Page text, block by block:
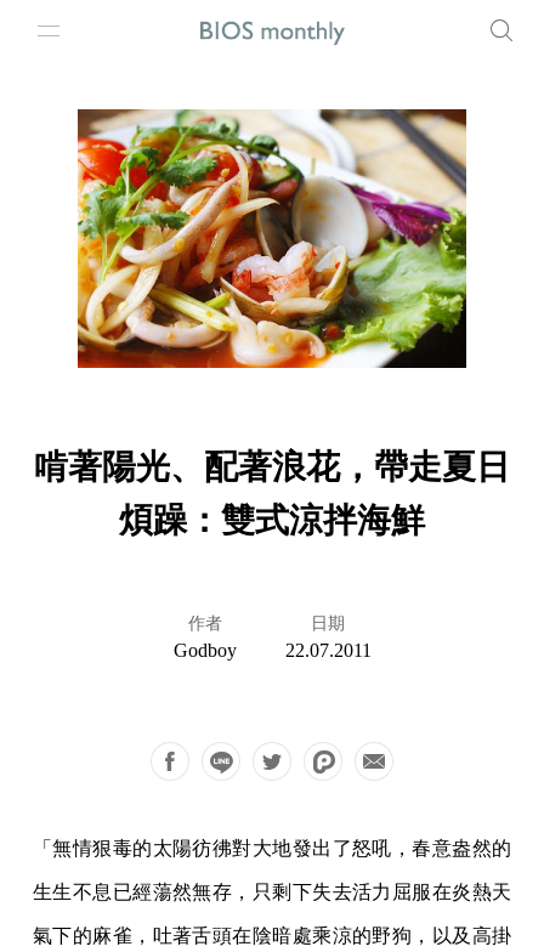
啃著陽光、配著浪花，帶走夏日
煩躁：雙式涼拌海鮮
作者
Godboy
日期
22.07.2011
「無情狠毒的太陽彷彿對大地發出了怒吼，春意盎然的
生生不息已經蕩然無存，只剩下失去活力屈服在炎熱天
氣下的麻雀，吐著舌頭在陰暗處乘涼的野狗，以及高掛